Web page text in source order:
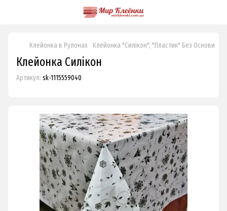
Клейонка в Рулонах Клейонка "Силікон", "Пластик" Без Основи
Клейонка Силікон
Артикул: sk-1115559040